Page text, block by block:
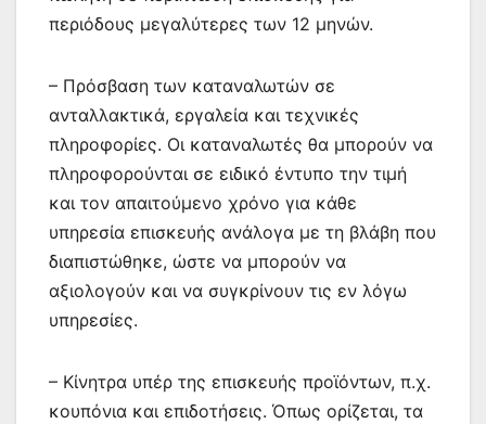
περιόδους μεγαλύτερες των 12 μηνών.
– Πρόσβαση των καταναλωτών σε
ανταλλακτικά, εργαλεία και τεχνικές
πληροφορίες. Οι καταναλωτές θα μπορούν να
πληροφορούνται σε ειδικό έντυπο την τιμή
και τον απαιτούμενο χρόνο για κάθε
υπηρεσία επισκευής ανάλογα με τη βλάβη που
διαπιστώθηκε, ώστε να μπορούν να
αξιολογούν και να συγκρίνουν τις εν λόγω
υπηρεσίες.
– Κίνητρα υπέρ της επισκευής προϊόντων, π.χ.
κουπόνια και επιδοτήσεις. Όπως ορίζεται, τα